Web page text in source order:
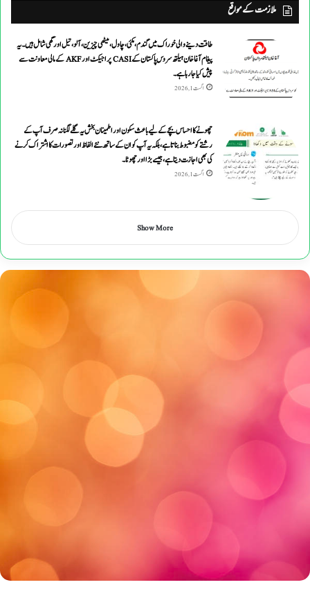
ملازمت کے مواقع
طاقت دینے والی خوراک میں گندم ،مکئی ،چاول،میٹھی چیزین ،آلو،تیل اورگھی شامل ہیں۔یہ
پیغام آغاخان ہیلتھ سروس پاکستان کے CASI پراجیکٹ اور AKF کے مالی معاونت سے
پیش کیاجارہاہے۔
اگست 1, 2026
چھونے کا احساس بچے کے لیے باعث سکون اور اطمینان بخش یہ گلے لگنا نہ صرف آپ کے
رشتے کو مضبوط بناتا ہے، بلکہ یہ آپ کو ان کے ساتھ نئے الفاظ اور تصورات کا اشتراک کرنے
کی بھی اجازت دیتا ہے ، جیسے بڑا اور چھوٹا۔
اگست 1, 2026
Show More